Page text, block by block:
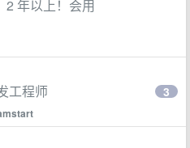
2 年以上！会用
工程师 3